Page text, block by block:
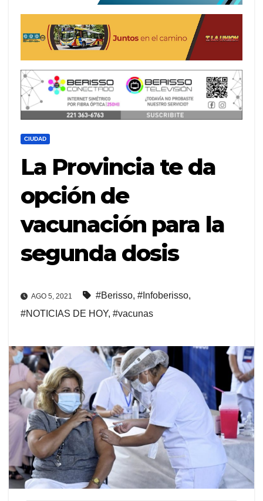
CIUDAD
La Provincia te da
opción de
vacunación para la
segunda dosis
AGO 5, 2021 #Berisso, #Infoberisso,
#NOTICIAS DE HOY, #vacunas